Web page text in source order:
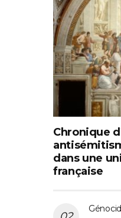
Chronique
dans une
française